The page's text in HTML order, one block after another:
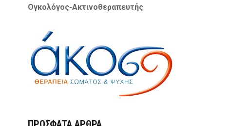
Ογκολόγος-Ακτινοθεραπευτής